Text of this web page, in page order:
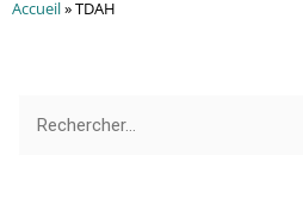
Accueil»TDAH